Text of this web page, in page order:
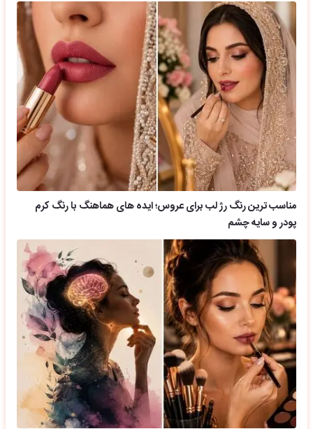
مناسب ترین رنگ رژ لب برای عروس؛ ایده های هماهنگ با رنگ کرم
پودر و سایه چشم